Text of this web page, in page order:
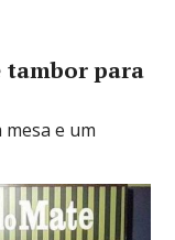
tambor para
e um